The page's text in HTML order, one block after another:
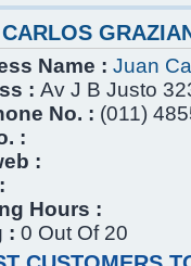
Name : Juan
: Av J B Justo
No. : (011)
:
:
Hours :
: 0 Out Of 20